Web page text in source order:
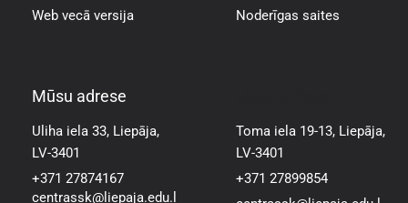
Web vecā versija
Noderīgas saites
Mūsu adrese
Uliha iela 33, Liepāja,
LV-3401
+371 27874167
centrassk@liepaja.edu.l
Toma iela 19-13, Liepāja,
LV-3401
+371 27899854